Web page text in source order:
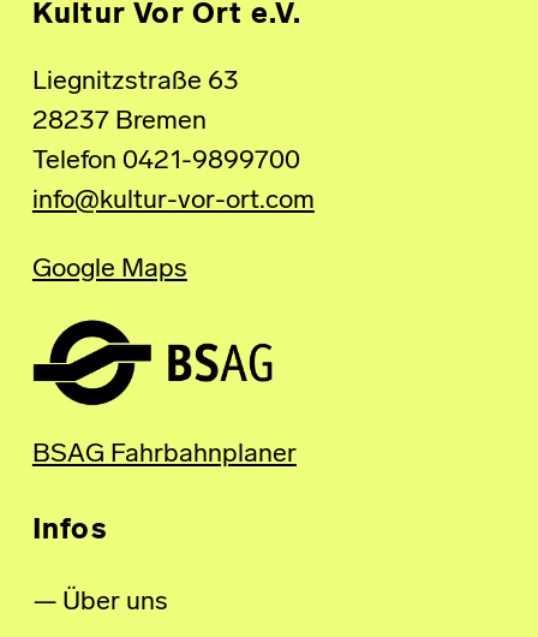
Kultur Vor Ort e.V.
Liegnitzstraße 63
28237 Bremen
Telefon 0421-9899700
info@kultur-vor-ort.com
Google Maps
BSAG Fahrbahnplaner
Infos
Über uns